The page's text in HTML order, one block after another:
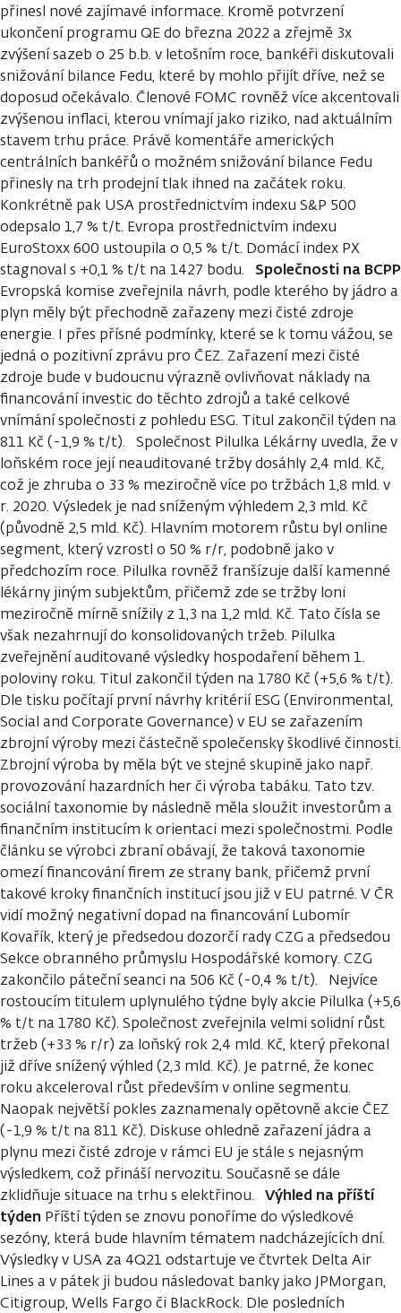
přinesl nové zajímavé informace. Kromě potvrzení
ukončení programu QE do března 2022 a zřejmě 3x
zvýšení sazeb o 25 b.b. v letošním roce, bankéři diskutovali
snižování bilance Fedu, které by mohlo přijít dříve, než se
doposud očekávalo. Členové FOMC rovněž více akcentovali
zvýšenou inflaci, kterou vnímají jako riziko, nad aktuálním
stavem trhu práce. Právě komentáře amerických
centrálních bankéřů o možném snižování bilance Fedu
přinesly na trh prodejní tlak ihned na začátek roku.
Konkrétně pak USA prostřednictvím indexu S&P 500
odepsalo 1,7 % t/t. Evropa prostřednictvím indexu
EuroStoxx 600 ustoupila o 0,5 % t/t. Domácí index PX
stagnoval s +0,1 % t/t na 1427 bodu. Společnosti na BCPP
Evropská komise zveřejnila návrh, podle kterého by jádro a
plyn měly být přechodně zařazeny mezi čisté zdroje
energie. I přes přísné podmínky, které se k tomu vážou, se
jedná o pozitivní zprávu pro ČEZ. Zařazení mezi čisté
zdroje bude v budoucnu výrazně ovlivňovat náklady na
financování investic do těchto zdrojů a také celkové
vnímání společnosti z pohledu ESG. Titul zakončil týden na
811 Kč (-1,9 % t/t). Společnost Pilulka Lékárny uvedla, že v
loňském roce její neauditované tržby dosáhly 2,4 mld. Kč,
což je zhruba o 33 % meziročně více po tržbách 1,8 mld. v
r. 2020. Výsledek je nad sníženým výhledem 2,3 mld. Kč
(původně 2,5 mld. Kč). Hlavním motorem růstu byl online
segment, který vzrostl o 50 % r/r, podobně jako v
předchozím roce. Pilulka rovněž franšízuje další kamenné
lékárny jiným subjektům, přičemž zde se tržby loni
meziročně mírně snížily z 1,3 na 1,2 mld. Kč. Tato čísla se
však nezahrnují do konsolidovaných tržeb. Pilulka
zveřejnění auditované výsledky hospodaření během 1.
poloviny roku. Titul zakončil týden na 1780 Kč (+5,6 % t/t).
Dle tisku počítají první návrhy kritérií ESG (Environmental,
Social and Corporate Governance) v EU se zařazením
zbrojní výroby mezi částečně společensky škodlivé činnosti.
Zbrojní výroba by měla být ve stejné skupině jako např.
provozování hazardních her či výroba tabáku. Tato tzv.
sociální taxonomie by následně měla sloužit investorům a
finančním institucím k orientaci mezi společnostmi. Podle
článku se výrobci zbraní obávají, že taková taxonomie
omezí financování firem ze strany bank, přičemž první
takové kroky finančních institucí jsou již v EU patrné. V ČR
vidí možný negativní dopad na financování Lubomír
Kovařík, který je předsedou dozorčí rady CZG a předsedou
Sekce obranného průmyslu Hospodářské komory. CZG
zakončilo páteční seanci na 506 Kč (-0,4 % t/t). Nejvíce
rostoucím titulem uplynulého týdne byly akcie Pilulka (+5,6
% t/t na 1780 Kč). Společnost zveřejnila velmi solidní růst
tržeb (+33 % r/r) za loňský rok 2,4 mld. Kč, který překonal
již dříve snížený výhled (2,3 mld. Kč). Je patrné, že konec
roku akceleroval růst především v online segmentu.
Naopak největší pokles zaznamenaly opětovně akcie ČEZ
(-1,9 % t/t na 811 Kč). Diskuse ohledně zařazení jádra a
plynu mezi čisté zdroje v rámci EU je stále s nejasným
výsledkem, což přináší nervozitu. Současně se dále
zklidňuje situace na trhu s elektřinou. Výhled na příští
týden Příští týden se znovu ponoříme do výsledkové
sezóny, která bude hlavním tématem nadcházejících dní.
Výsledky v USA za 4Q21 odstartuje ve čtvrtek Delta Air
Lines a v pátek ji budou následovat banky jako JPMorgan,
Citigroup, Wells Fargo či BlackRock. Dle posledních